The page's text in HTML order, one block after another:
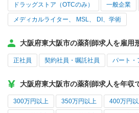
ドラッグストア（OTCのみ） 一般企業
メディカルライター、 MSL、 DI、学術
大阪府東大阪市の薬剤師求人を雇用
正社員 契約社員・嘱託社員 パート・
大阪府東大阪市の薬剤師求人を年収
300万円以上 350万円以上 400万円